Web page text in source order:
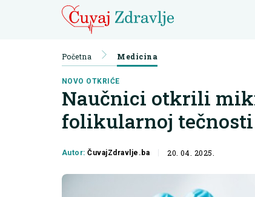
Početna Medicina
NOVO OTKRIĆE
Naučnici otkrili
folikularnoj
Autor:ČuvajZdravlje.ba 20. 04. 2025.